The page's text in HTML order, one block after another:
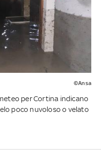
©Ansa
per Cortina indicano
poco nuvoloso o velato